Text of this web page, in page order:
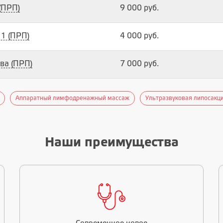
9 000 руб.
1 (ПРП) 4 000 руб.
(ПРП) 7 000 руб.
Аппаратный лимфодренажный массаж Ультразвуковая
Наши преимущества